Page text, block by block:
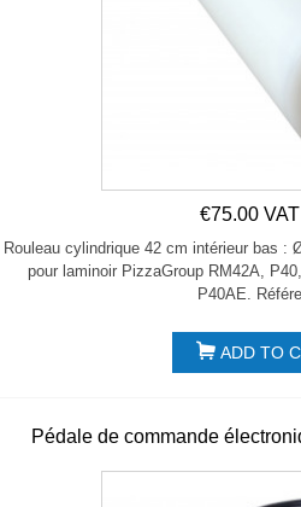
€75.00
Rouleau cylindrique 42 cm intérieur bas :
pour laminoir PizzaGroup RM42A,
P40AE.
ADD TO
Pédale de commande